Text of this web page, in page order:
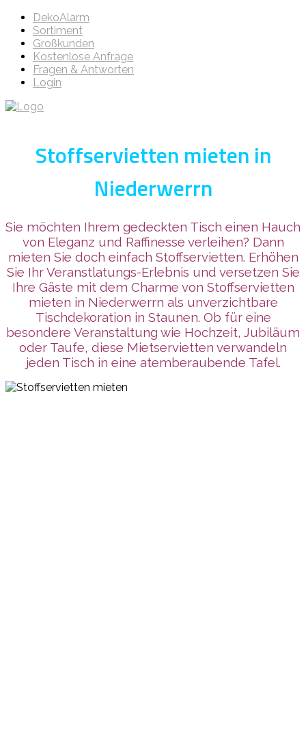
DekoAlarm
Sortiment
Großkunden
Kostenlose Anfrage
Fragen & Antworten
Login
Stoffservietten mieten in
Niederwerrn
Sie möchten Ihrem gedeckten Tisch einen Hauch
von Eleganz und Raffinesse verleihen? Dann
mieten Sie doch einfach Stoffservietten. Erhöhen
Sie Ihr Veranstlatungs-Erlebnis und versetzen Sie
Ihre Gäste mit dem Charme von Stoffservietten
mieten in Niederwerrn als unverzichtbare
Tischdekoration in Staunen. Ob für eine
besondere Veranstaltung wie Hochzeit, Jubiläum
oder Taufe, diese Mietservietten verwandeln
jeden Tisch in eine atemberaubende Tafel.